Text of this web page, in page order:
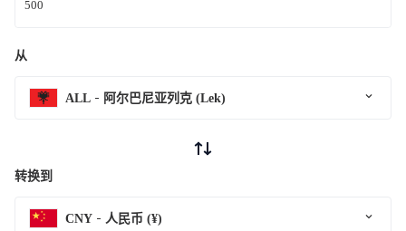
从
ALL 阿尔巴尼亚列克 (Lek)
转换到
CNY 人民币 (¥)